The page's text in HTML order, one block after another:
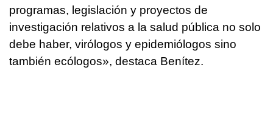
programas, legislación y proyectos de
investigación relativos a la salud pública no solo
debe haber, virólogos y epidemiólogos sino
también ecólogos», destaca Benítez.